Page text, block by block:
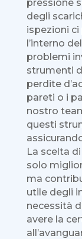
pressione
degli
ispezioni
l’interno
problemi
strumenti
perdite
pareti o i
nostro
questi
La scelta
solo
ma
utile degli
necessità
avere la